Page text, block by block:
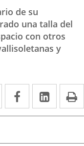
de su
una talla del
con otros
y
Twitter
Enlace Facebook
Enlace
a
aplicación
Enlace
a